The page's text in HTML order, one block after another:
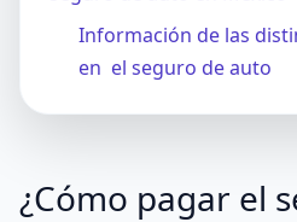
Información de las
en el seguro de auto
¿Cómo pagar el